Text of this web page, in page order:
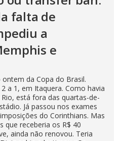
falta de
a
e
da Copa do Brasil.
a 1, em Itaquera. Como havia
está fora das quartas-de-
Já passou nos exames
do Corinthians. Mas
que receberia os R$ 40
ainda não renovou. Teria